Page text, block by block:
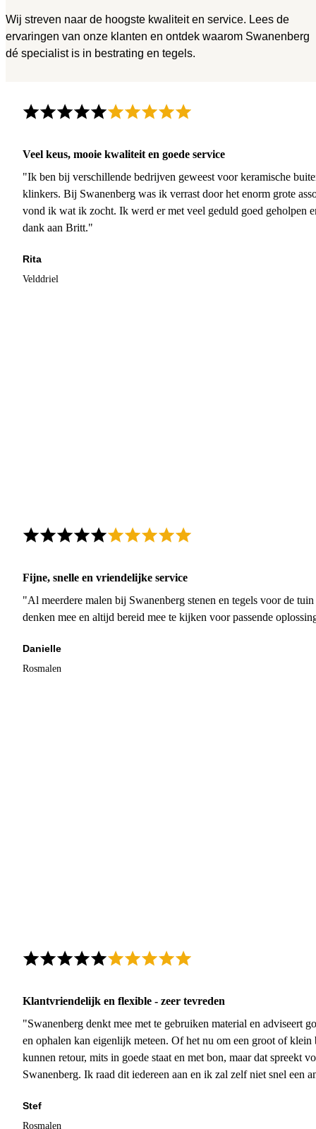
Wij streven naar de hoogste kwaliteit en service. Lees de
ervaringen van onze klanten en ontdek waarom Swanenberg
dé specialist is in bestrating en tegels.
Veel keus, mooie kwaliteit en goede service
"Ik ben bij verschillende bedrijven geweest voor keramische
klinkers. Bij Swanenberg was ik verrast door het enorm grote
vond ik wat ik zocht. Ik werd er met veel geduld goed geholpen
dank aan Britt."
Rita
Velddriel
Fijne, snelle en vriendelijke service
"Al meerdere malen bij Swanenberg stenen en tegels voor de
denken mee en altijd bereid mee te kijken voor passende
Danielle
Rosmalen
Klantvriendelijk en flexible - zeer tevreden
"Swanenberg denkt mee met te gebruiken material en adviseert
en ophalen kan eigenlijk meteen. Of het nu om een groot of
kunnen retour, mits in goede staat en met bon, maar dat spreekt
Swanenberg. Ik raad dit iedereen aan en ik zal zelf niet snel een
Stef
Rosmalen